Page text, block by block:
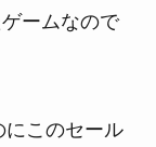
ームなので
にこのセール